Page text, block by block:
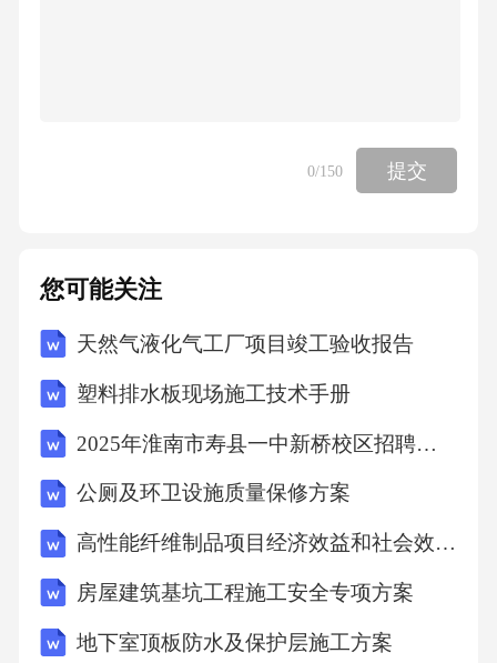
示，2022年中国花洒市场规模达到约150亿元，
预计未来五年将以年均12%的速度增长。这一趋
及智能家居的普及。1.2问题定义与市场挑战
的主要问题包括产品同质化严重、品牌认知度
低、消费者购买决策复杂等。具体表现为：市
场上花洒品牌众多，但产品功能、设计相似度
缺乏市场知名度，消费者对其信任度不足；消
费者在购买花洒时，不仅关注价格，还注重产
品的节水性能、安装便利性、售后服务等因
素，决策过程较为复杂。1.3目标设定与战略方
0/150 提交
您可能关注
天然气液化气工厂项目竣工验收报告
塑料排水板现场施工技术手册
2025年淮南市寿县一中新桥校区招聘教师笔试真题
公厕及环卫设施质量保修方案
高性能纤维制品项目经济效益和社会效益分析报告
房屋建筑基坑工程施工安全专项方案
地下室顶板防水及保护层施工方案